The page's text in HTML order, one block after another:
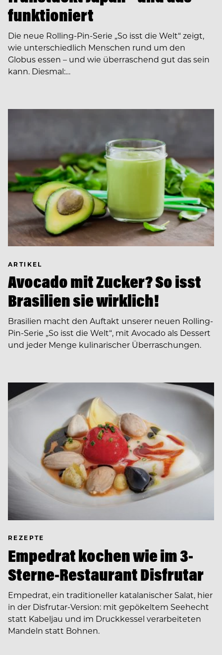
funktioniert
Die neue Rolling-Pin-Serie „So isst die Welt“ zeigt,
wie unterschiedlich Menschen rund um den
Globus essen – und wie überraschend gut das sein
kann. Diesmal:…
ARTIKEL
Avocado mit Zucker? So isst
Brasilien sie wirklich!
Brasilien macht den Auftakt unserer neuen Rolling-
Pin-Serie „So isst die Welt“, mit Avocado als Dessert
und jeder Menge kulinarischer Überraschungen.
REZEPTE
Empedrat kochen wie im 3-
Sterne-Restaurant Disfrutar
Empedrat, ein traditioneller katalanischer Salat, hier
in der Disfrutar-Version: mit gepökeltem Seehecht
statt Kabeljau und im Druckkessel verarbeiteten
Mandeln statt Bohnen.